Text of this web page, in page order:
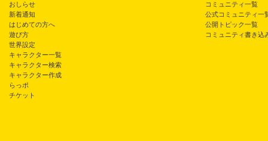
おしらせ
新着通知
はじめての方へ
遊び方
世界設定
キャラクター一覧
キャラクター検索
キャラクター作成
らっポ
チケット
コミュニティ一覧
公式コミュニティ一
公開トピック一覧
コミュニティ書き込